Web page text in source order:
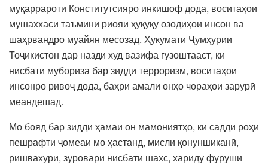
муқаррароти Конститутсияро инкишоф дода, воситаҳои
мушаххаси таъмини риояи ҳуқуқу озодиҳои инсон ва
шаҳрвандро муайян месозад. Ҳукумати Ҷумҳурии
Тоҷикистон дар назди худ вазифа гузоштааст, ки
нисбати мубориза бар зидди терроризм, воситаҳои
инсонро ривоҷ дода, баҳри амали онҳо чораҳои зарурӣ
меандешад.
Мо бояд бар зидди ҳамаи он мамониятҳо, ки садди роҳи
пешрафти ҷомеаи мо ҳастанд, мисли қонуншиканӣ,
ришвахӯрӣ, зӯроварӣ нисбати шахс, хариду фурӯши